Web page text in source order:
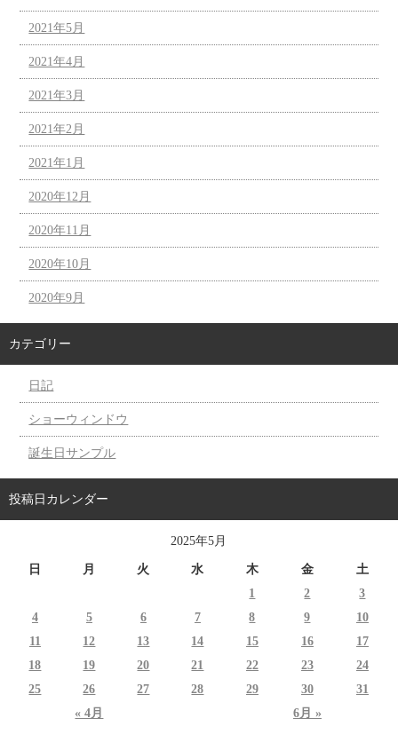
2021年5月
2021年4月
2021年3月
2021年2月
2021年1月
2020年12月
2020年11月
2020年10月
2020年9月
カテゴリー
日記
ショーウィンドウ
誕生日サンプル
投稿日カレンダー
2025年5月
日 月 火 水 木 金 土
« 4月 6月 »
1 2
3
4
5 6 7 8 9
10
11
12 13 14 15 16
17
18
19 20 21 22 23
24
25
26 27 28 29 30 31